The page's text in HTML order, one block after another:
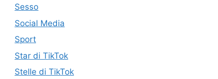
Sesso
Social Media
Sport
Star di TikTok
Stelle di TikTok